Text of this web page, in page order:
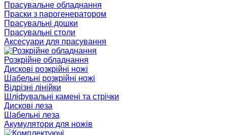
Прасувальне обладнання
Праски з парогенератором
Прасувальні дошки
Прасувальні столи
Аксесуари для прасування
Розкрійне обладнання
Дискові розкрійні ножі
Шабельні розкрійні ножі
Відрізні лінійки
Шліфувальні камені та стрічки
Дискові леза
Шабельні леза
Акумулятори для ножів